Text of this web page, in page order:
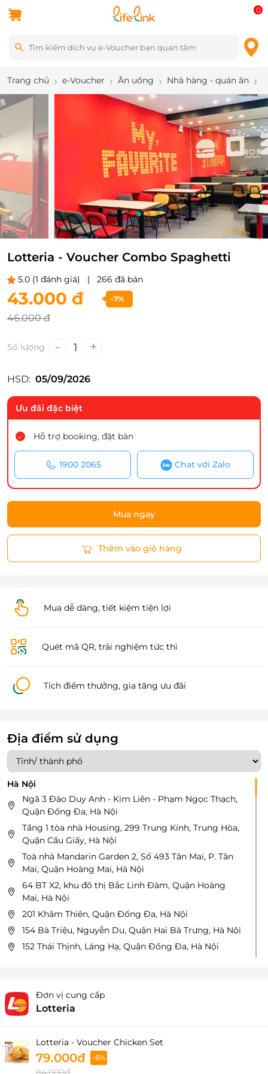
0
Trang chủ e-Voucher Ăn uống Nhà hàng - quán ăn
4/6
Lotteria - Voucher Combo Spaghetti
5.0 (1 đánh giá) | 266 đã bán
43.000 đ -7%
46.000 đ
Số lượng - 1 +
HSD: 05/09/2026
Ưu đãi đặc biệt
Hỗ trợ booking, đặt bàn
1900 2065 Chat với Zalo
Mua ngay
Thêm vào giỏ hàng
Mua dễ dàng, tiết kiệm tiện lợi
Quét mã QR, trải nghiệm tức thì
Tích điểm thưởng, gia tăng ưu đãi
Địa điểm sử dụng
Hà Nội
Ngã 3 Đào Duy Anh - Kim Liên - Phạm Ngọc Thạch,
Quận Đống Đa, Hà Nội
Tầng 1 tòa nhà Housing, 299 Trung Kính, Trung Hòa,
Quận Cầu Giấy, Hà Nội
Toà nhà Mandarin Garden 2, Số 493 Tân Mai, P. Tân
Mai, Quận Hoàng Mai, Hà Nội
64 BT X2, khu đô thị Bắc Linh Đàm, Quận Hoàng
Mai, Hà Nội
201 Khâm Thiên, Quận Đống Đa, Hà Nội
154 Bà Triệu, Nguyễn Du, Quận Hai Bà Trưng, Hà Nội
152 Thái Thịnh, Láng Hạ, Quận Đống Đa, Hà Nội
Biên, Hà Nội
Tầng 1C2 Nguyễn Cơ Thạch, KĐT Mỹ Đình, Quận Từ
138 Lê Thanh Nghị, P. Bách Khoa, Quận Hai Bà
Trưng, Hà Nội
7-9 Đinh Tiên Hoàng, P. Hàng Bạc, Quận Hoàn Kiếm,
Đơn vị cung cấp
Lotteria
Lotteria - Voucher Chicken Set
79.000đ -6%